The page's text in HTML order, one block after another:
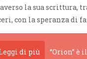
la sua scrittura,
con la speranza di
di più “Orion” è